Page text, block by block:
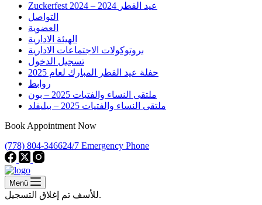
Zuckerfest 2024 – 2024 عيد الفطر
التواصل
العضوية
الهيئة الادارية
بروتوكولات الاجتماعات الادارية
تسجيل الدخول
حفلة عيد الفطر المبارك لعام 2025
روابط
ملتقى النساء والفتيات 2025 – بون
ملتقى النساء والفتيات 2025 – بيليفلد
Book Appointment Now
(778) 804-346624/7 Emergency Phone
Menü
للأسف تم إغلاق التسجيل.